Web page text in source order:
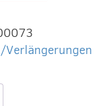
Verlängerungen